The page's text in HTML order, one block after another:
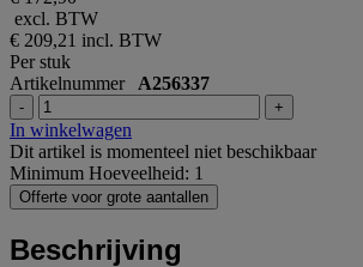
excl. BTW
€ 209,21 incl. BTW
Per stuk
Artikelnummer A256337
- +
In winkelwagen
Dit artikel is momenteel niet beschikbaar
Minimum Hoeveelheid: 1
Offerte voor grote aantallen
Beschrijving